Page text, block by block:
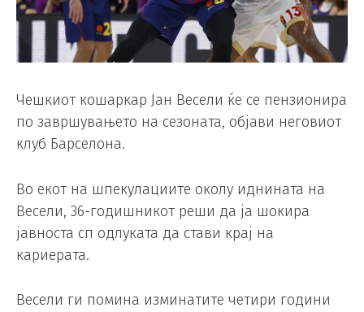
Чешкиот кошаркар Јан Весели ќе се пензионира
по завршувањето на сезоната, објави неговиот
клуб Барселона.
Во екот на шпекулациите околу иднината на
Весели, 36-годишникот реши да ја шокира
јавноста сп одлуката да стави крај на
кариерата.
Весели ги помина изминатите четири години